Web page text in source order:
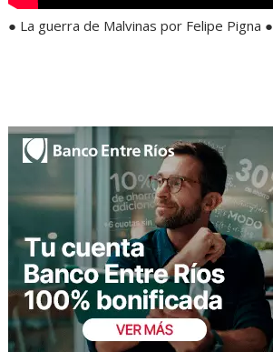
● La guerra de Malvinas por Felipe Pigna ●